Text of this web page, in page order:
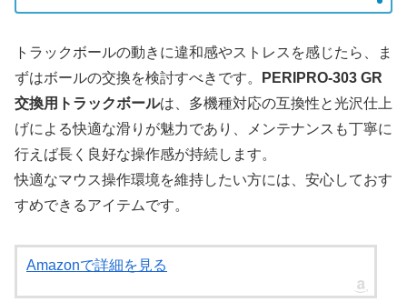
トラックボールの動きに違和感やストレスを感じたら、ま
ずはボールの交換を検討すべきです。
PERIPRO-303 GR
交換用トラックボールは、多機種対応の互換性と光沢仕上
げによる快適な滑りが魅力であり、メンテナンスも丁寧に
行えば長く良好な操作感が持続します。
快適なマウス操作環境を維持したい方には、安心しておす
すめできるアイテムです。
Amazonで詳細を見る